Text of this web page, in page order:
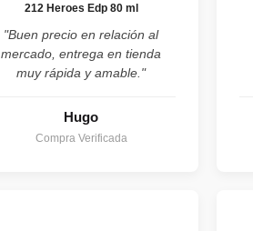
212 Heroes Edp 80 ml
"Buen precio en relación al
mercado, entrega en tienda
muy rápida y amable."
Hugo
Compra Verificada